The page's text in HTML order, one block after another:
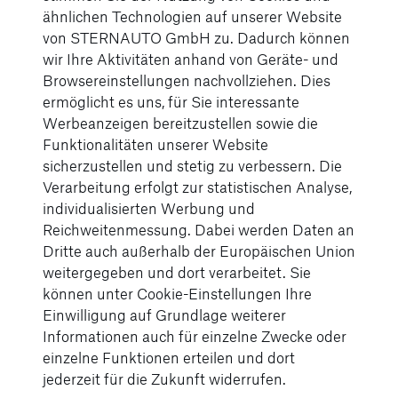
Tauchen Sie ein in die Welt unserer neuesten
Fahrzeugmodelle, erfahren Sie spannende
Geschichten aus unserem Unternehmen und lernen
Sie unsere engagierten Mitarbeiter kennen. Bleiben
Sie informiert über unsere aufregenden Events und
exklusiven Angebote. Besuchen Sie uns regelmäßig
und verpassen Sie keine Neuigkeiten rund um Ihre
Lieblingsmarken und unsere Services!
ähnlichen Technologien auf unserer Website
von STERNAUTO GmbH zu. Dadurch können
wir Ihre Aktivitäten anhand von Geräte- und
Browsereinstellungen nachvollziehen. Dies
ermöglicht es uns, für Sie interessante
Werbeanzeigen bereitzustellen sowie die
Funktionalitäten unserer Website
sicherzustellen und stetig zu verbessern. Die
Verarbeitung erfolgt zur statistischen Analyse,
individualisierten Werbung und
Reichweitenmessung. Dabei werden Daten an
Dritte auch außerhalb der Europäischen Union
weitergegeben und dort verarbeitet. Sie
können unter Cookie-Einstellungen Ihre
Einwilligung auf Grundlage weiterer
Informationen auch für einzelne Zwecke oder
einzelne Funktionen erteilen und dort
jederzeit für die Zukunft widerrufen.